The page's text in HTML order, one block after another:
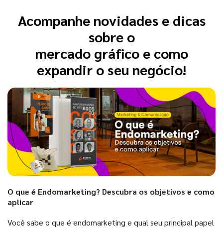
Acompanhe novidades e dicas
sobre o
mercado gráfico e como
expandir o seu negócio!
O que é Endomarketing? Descubra os objetivos e como
aplicar
Você sabe o que é endomarketing e qual seu principal papel